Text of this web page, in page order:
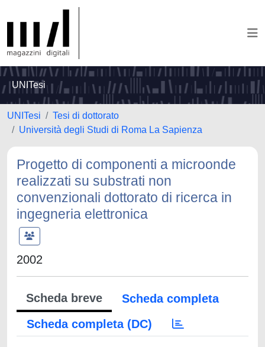
UNITesi
UNITesi
Tesi di dottorato
Università degli Studi di Roma La Sapienza
Progetto di componenti a microonde
realizzati su substrati non
convenzionali dottorato di ricerca in
ingegneria elettronica
2002
Scheda breve
Scheda completa
Scheda completa (DC)